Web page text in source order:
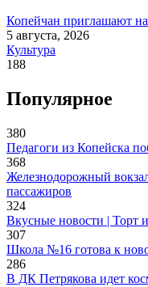
Копейчан приглашают
5 августа, 2026
Культура
188
Популярное
380
Педагоги из Копейска
368
Железнодорожный
пассажиров
324
Вкусные новости | Торт
307
Школа №16 готова к
286
В ДК Петрякова идет